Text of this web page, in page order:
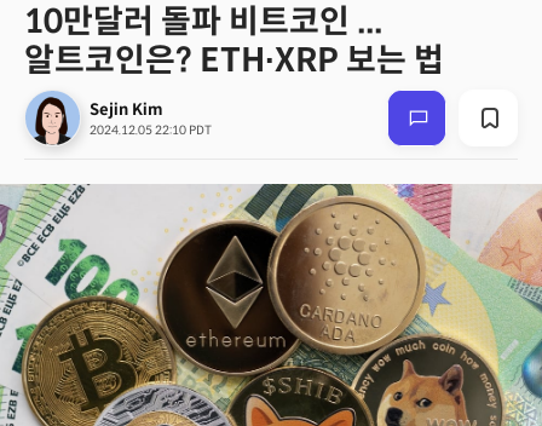
10만달러 돌파 비트코인 ...
알트코인은? ETH∙XRP 보는 법
Sejin Kim
2024.12.05 22:10 PDT